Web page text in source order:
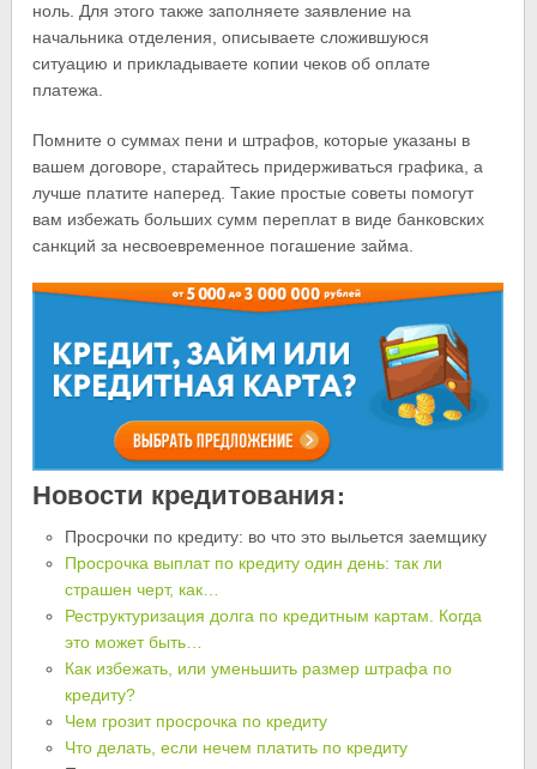
ноль. Для этого также заполняете заявление на
начальника отделения, описываете сложившуюся
ситуацию и прикладываете копии чеков об оплате
платежа.
Помните о суммах пени и штрафов, которые указаны в
вашем договоре, старайтесь придерживаться графика, а
лучше платите наперед. Такие простые советы помогут
вам избежать больших сумм переплат в виде банковских
санкций за несвоевременное погашение займа.
Новости кредитования:
Просрочки по кредиту: во что это выльется заемщику
Просрочка выплат по кредиту один день: так ли
страшен черт, как…
Реструктуризация долга по кредитным картам. Когда
это может быть…
Как избежать, или уменьшить размер штрафа по
кредиту?
Чем грозит просрочка по кредиту
Что делать, если нечем платить по кредиту